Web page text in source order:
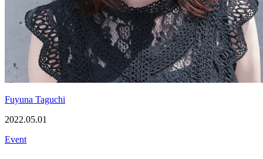
Fuyuna Taguchi
2022.05.01
Event